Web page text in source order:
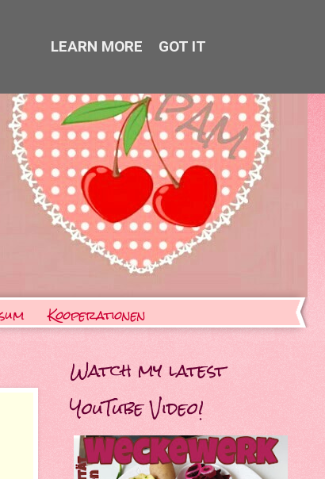
Kooperationen
Watch my latest
YouTube Video!
LEARN MORE GOT IT